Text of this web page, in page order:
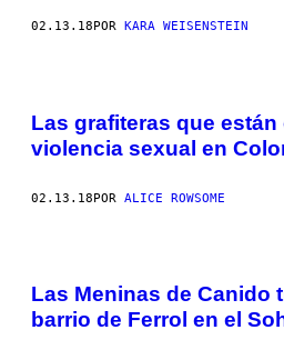
02.13.18POR KARA WEISENSTEIN
Las grafiteras que
violencia sexual en
02.13.18POR ALICE ROWSOME
Las Meninas de Canido
barrio de Ferrol en el